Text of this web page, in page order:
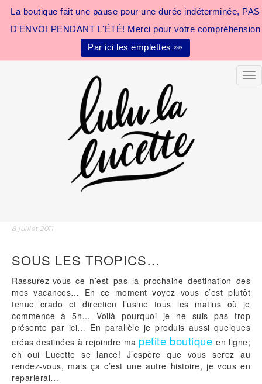
La boutique fait une pause pour une durée indéterminée, PAS
D'ENVOI PENDANT L'ÉTÉ! Merci pour votre compréhension
Par ici les emplettes 👀
8 juillet 2011
SOUS LES TROPICS…
Rassurez-vous ce n’est pas la prochaine destination des
mes vacances… En ce moment voyez vous c’est plutôt
tenue crado et direction l’usine tous les matins où je
commence à 5h… Voilà pourquoi je ne suis pas trop
présente par ici… En parallèle je produis aussi quelques
créas destinées à rejoindre ma petite boutiqueen ligne;
eh oui Lucette se lance! J’espère que vous serez au
rendez-vous, mais ça c’est une autre histoire, je vous en
reparlerai…